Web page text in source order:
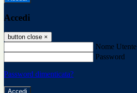
Accedi
button close ×
Nome Utente
Password
Password dimenticata?